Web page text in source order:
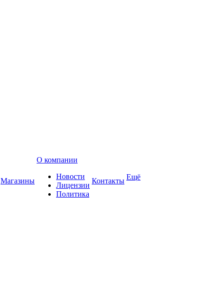
Магазины
О компании
Новости
Лицензии
Политика
Контакты Ещё